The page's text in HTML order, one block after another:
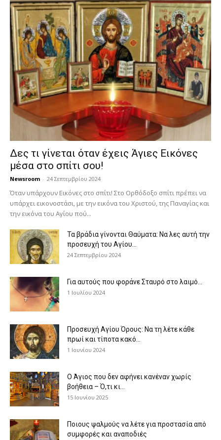
Δες τι γίνεται όταν έχεις Άγιες Εικόνες
μέσα στο σπίτι σου!
Newsroom - 24 Σεπτεμβρίου 2024
Όταν υπάρχουν Εικόνες στο σπίτι! Στο Ορθόδοξο σπίτι πρέπει να
υπάρχει εικονοστάσι, με την εικόνα του Χριστού, της Παν­αγίας και
την εικόνα του Αγίου πού...
Τα βράδια γίνονται Θαύματα: Να λες αυτή την
προσευχή του Αγίου...
24 Σεπτεμβρίου 2024
Για αυτούς που φοράνε Σταυρό στο λαιμό…
1 Ιουλίου 2024
Προσευχή Αγίου Όρους: Να τη λέτε κάθε
πρωί και τίποτα κακό...
1 Ιουνίου 2024
Ο Άγιος που δεν αφήνει κανέναν χωρίς
βοήθεια – Ό,τι κι...
15 Ιουνίου 2025
Ποιους ψαλμούς να λέτε για προστασία από
συμφορές και αναποδιές